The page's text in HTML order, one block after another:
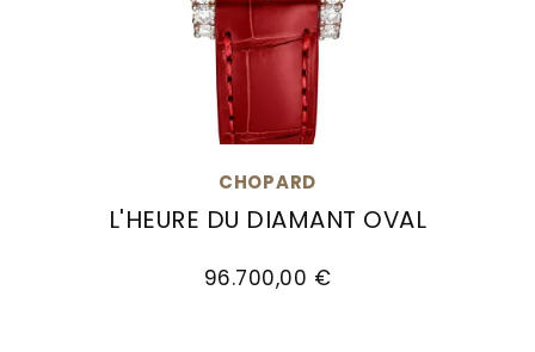
CHOPARD
L'HEURE DU DIAMANT OVAL
96.700,00 €